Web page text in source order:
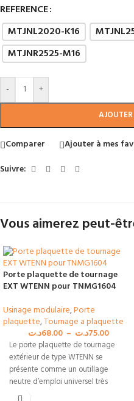
REFERENCE
MTJNL2020-K16
MTJNR2525-M16
- +
Comparer
Ajouter à mes
Suivre:
Vous aimerez peut-
Porte plaquette de tournage
EXT WTENN pour TNMG1604
Usinage modulaire,Porte
plaquette,Tournage a plaquette
68.00د.ت – 75.00د.ت
Le porte plaquette de tournage
extérieur de type WTENN se
présente comme un outillage
neutre d’emploi universel très
performant. En